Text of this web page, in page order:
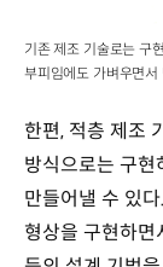
기존 제조 기술로는 구
부피임에도 가벼우면
한편, 적층 제조
방식으로는 구현
만들어낼 수 있
형상을 구현하